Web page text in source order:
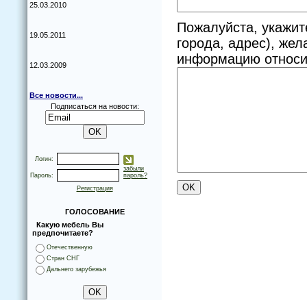
25.03.2010
19.05.2011
12.03.2009
Все новости...
Подписаться на новости:
Логин:
Пароль:
забыли
пароль?
Регистрация
ГОЛОСОВАНИЕ
Какую мебель Вы
предпочитаете?
Отечественную
Стран СНГ
Дальнего зарубежья
Пожалуйста,
города, адрес),
информацию